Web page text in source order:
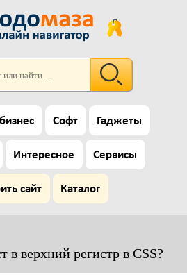
Софт Гаджеты
Интересное Сервисы
сайт Каталог
в верхний регистр в CSS?